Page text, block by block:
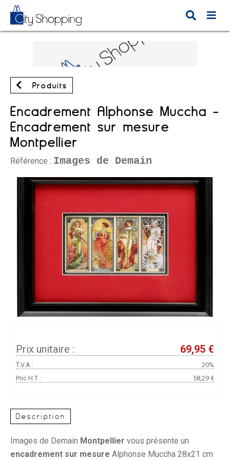
Produits
Encadrement Alphonse Muccha -
Encadrement sur mesure
Montpellier
Référence : Images de Demain
Prix unitaire : 69,95 €
T.V.A :
20%
Pric H.T. :
58,29 €
Description
Images de Demain Montpellier vous présente un
encadrement sur mesure Alphonse Muccha 28x21 cm